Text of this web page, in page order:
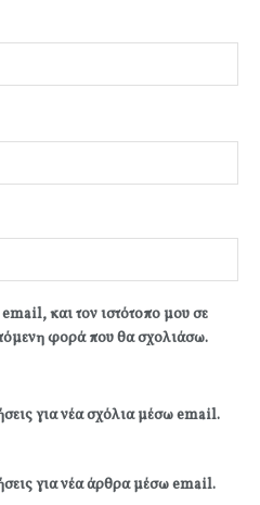
και τον ιστότοπο μου σε
φορά που θα σχολιάσω.
για νέα σχόλια μέσω email.
για νέα άρθρα μέσω email.